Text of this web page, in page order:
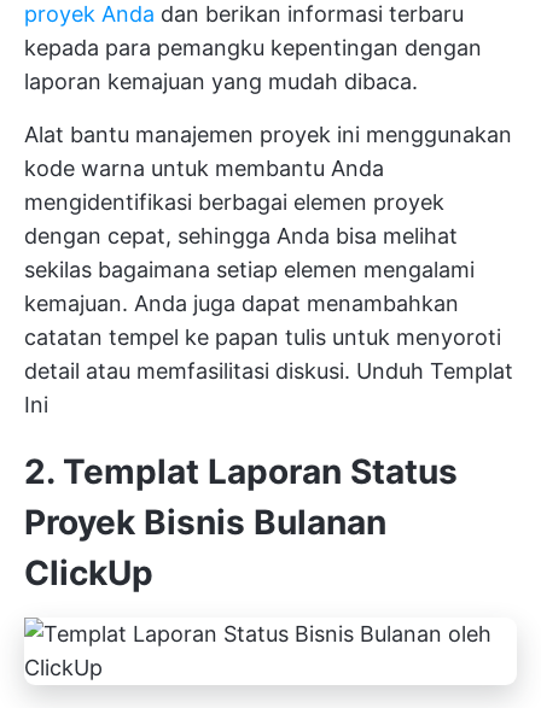
proyek Anda dan berikan informasi terbaru
kepada para pemangku kepentingan dengan
laporan kemajuan yang mudah dibaca.
Alat bantu manajemen proyek ini menggunakan
kode warna untuk membantu Anda
mengidentifikasi berbagai elemen proyek
dengan cepat, sehingga Anda bisa melihat
sekilas bagaimana setiap elemen mengalami
kemajuan. Anda juga dapat menambahkan
catatan tempel ke papan tulis untuk menyoroti
detail atau memfasilitasi diskusi. Unduh Templat
Ini
2. Templat Laporan Status
Proyek Bisnis Bulanan
ClickUp